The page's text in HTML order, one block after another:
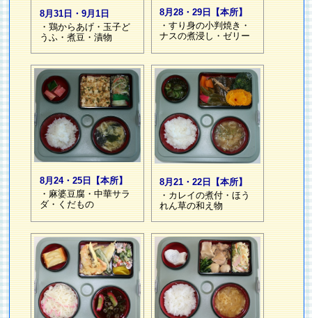
8月31日・9月1日
・鶏からあげ・玉子ど
うふ・煮豆・漬物
8月28・29日【本所】
・すり身の小判焼き・
ナスの煮浸し・ゼリー
8月24・25日【本所】
・麻婆豆腐・中華サラ
ダ・くだもの
8月21・22日【本所】
・カレイの煮付・ほう
れん草の和え物